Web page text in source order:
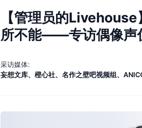
【管理员的
所不能——专访偶像声
采访媒体:
妄想文库、橙心社、名作之壁吧视频组、